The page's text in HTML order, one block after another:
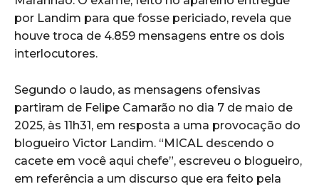
por Landim para que fosse periciado, revela que
houve troca de 4.859 mensagens entre os dois
interlocutores.
Segundo o laudo, as mensagens ofensivas
partiram de Felipe Camarão no dia 7 de maio de
2025, às 11h31, em resposta a uma provocação do
blogueiro Victor Landim. “MICAL descendo o
cacete em você aqui chefe”, escreveu o blogueiro,
em referência a um discurso que era feito pela